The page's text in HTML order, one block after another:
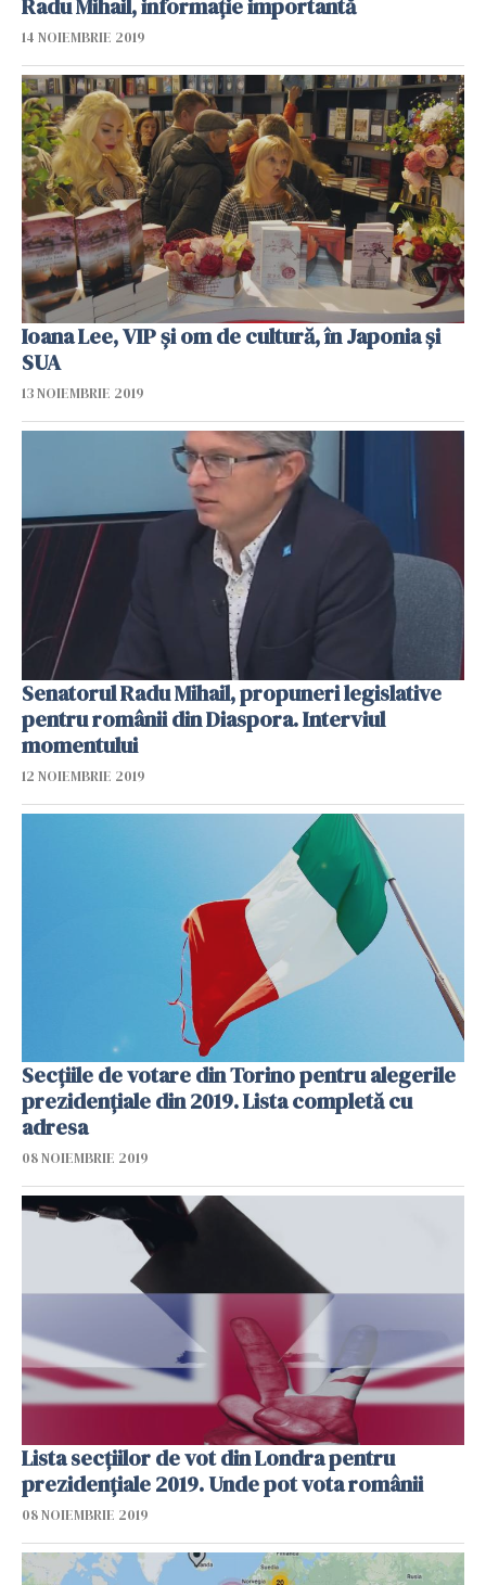
14 NOIEMBRIE 2019
Ioana Lee, VIP și om de cultură, în Japonia și
SUA
13 NOIEMBRIE 2019
Senatorul Radu Mihail, propuneri legislative
pentru românii din Diaspora. Interviul
momentului
12 NOIEMBRIE 2019
Secțiile de votare din Torino pentru alegerile
prezidențiale din 2019. Lista completă cu
adresa
08 NOIEMBRIE 2019
Lista secțiilor de vot din Londra pentru
prezidențiale 2019. Unde pot vota românii
08 NOIEMBRIE 2019